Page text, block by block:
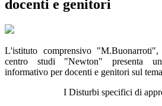
docenti e genitori
L'istituto comprensivo
centro studi "Newton" presenta
informativo per docenti e genitori sul
I Disturbi specifici di